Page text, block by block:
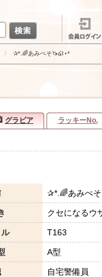
✰*.🌈あみぺそ🦄໒꒱⋆*
グラビア ラッキーNo.
✰*.🌈あみぺそ
クセになるウ
T163
A型
自宅警備員